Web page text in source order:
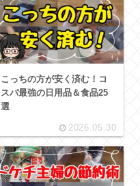
こっちの方が安く済む！コ
スパ最強の日用品＆食品25
選
2026.05.30